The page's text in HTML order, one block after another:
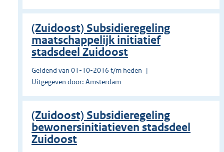
(Zuidoost) Subsidieregeling
maatschappelijk initiatief
stadsdeel Zuidoost
Geldend van 01-10-2016 t/m heden
Uitgegeven door: Amsterdam
(Zuidoost) Subsidieregeling
bewonersinitiatieven stadsdeel
Zuidoost